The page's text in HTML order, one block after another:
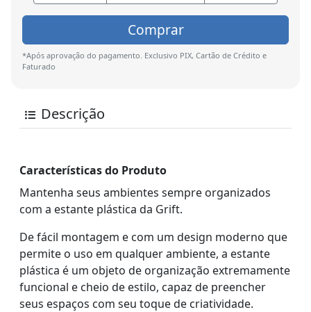
Comprar
*Após aprovação do pagamento. Exclusivo PIX, Cartão de Crédito e
Faturado
Descrição
Características do Produto
Mantenha seus ambientes sempre organizados
com a estante plástica da Grift.
De fácil montagem e com um design moderno que
permite o uso em qualquer ambiente, a estante
plástica é um objeto de organização extremamente
funcional e cheio de estilo, capaz de preencher
seus espaços com seu toque de criatividade.